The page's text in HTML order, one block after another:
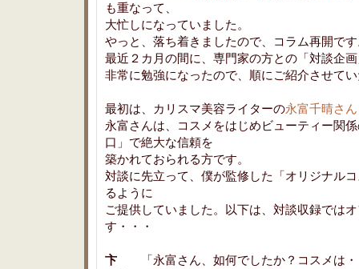
も重なって、
大忙しになっていました。
やっと、落ち着きましたので、コラム再開で
最近２カ月の間に、専門家の方との「対談企
非常に勉強になったので、順にご紹介させて
最初は、カリスマ美容ライターの永富千晴さ
永富さんは、コスメをはじめビューティー関
口」で絶大な信頼を
築かれておられる方です。
対談に先立って、僕が監修した「オリジナル
るように
ご提供していました。以下は、対談収録では
す・・・
卞 「永富さん、如何でしたか？コスメは・